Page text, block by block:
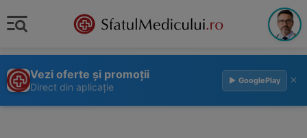
Vezi oferte și promoții
Direct din aplicație
▶ GooglePlay ×